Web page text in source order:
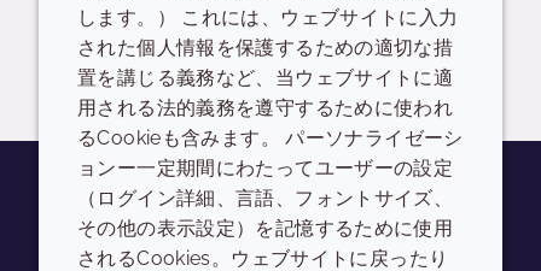
ログイン/登録 ドロップダウンを切り
YoutubeInstagramLinkedInTiktok
します。） これには、ウェブサイトに入力
された個人情報を保護するための適切な措
置を講じる義務など、当ウェブサイトに適
用される法的義務を遵守するために使われ
るCookieも含みます。 パーソナライゼーシ
ョンー一定期間にわたってユーザーの設定
（ログイン詳細、言語、フォントサイズ、
その他の表示設定）を記憶するために使用
されるCookies。ウェブサイトに戻ったり